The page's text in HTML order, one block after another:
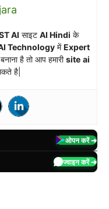
AI साइट AI Hindi के
TechnologyमेंExpert
है तो आप हमारीsite ai
है|
ओपन करें ➔
ज्वाइन करें ➔